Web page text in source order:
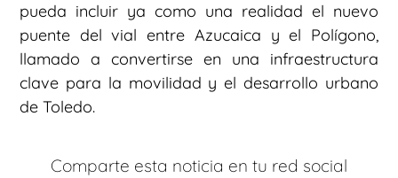
pueda incluir ya como una realidad el nuevo
puente del vial entre Azucaica y el Polígono,
llamado a convertirse en una infraestructura
clave para la movilidad y el desarrollo urbano
de Toledo.
Comparte esta noticia en tu red social